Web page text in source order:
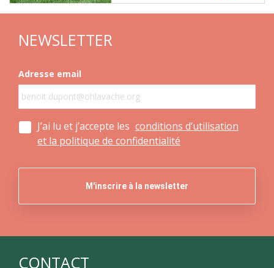
NEWSLETTER
Adresse email
J’ai lu et j’accepte les conditions d’utilisation
et la politique de confidentialité
CONTACT